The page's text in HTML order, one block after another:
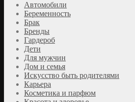
Автомобили
Беременность
Брак
Бренды
Гардероб
Дети
Для мужчин
Дом и семья
Искусство быть родителями
Карьера
Косметика и парфюм